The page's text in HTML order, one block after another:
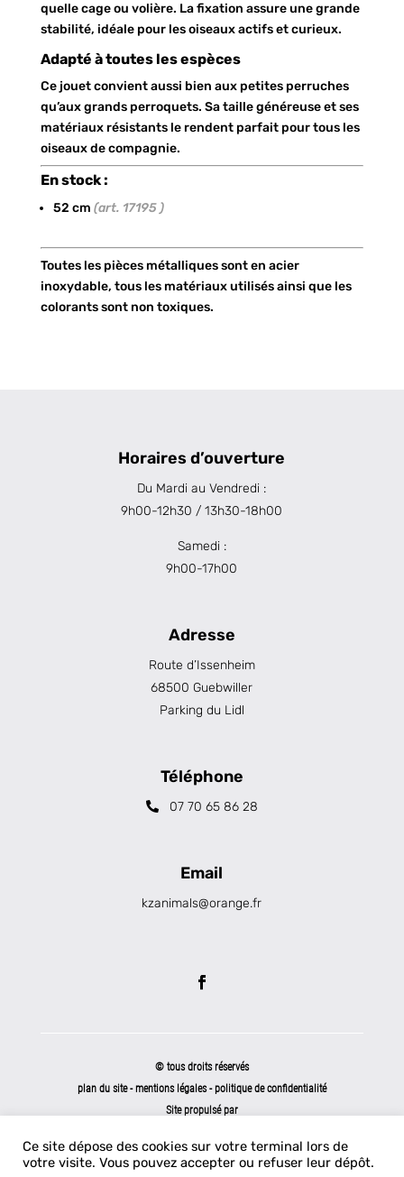
quelle cage ou volière. La fixation assure une grande
stabilité, idéale pour les oiseaux actifs et curieux.
Adapté à toutes les espèces
Ce jouet convient aussi bien aux petites perruches
qu’aux grands perroquets. Sa taille généreuse et ses
matériaux résistants le rendent parfait pour tous les
oiseaux de compagnie.
En stock :
52 cm (art. 17195 )
Toutes les pièces métalliques sont en acier
inoxydable, tous les matériaux utilisés ainsi que les
colorants sont non toxiques.
Horaires d’ouverture
Du Mardi au Vendredi :
9h00-12h30 / 13h30-18h00
Samedi :
9h00-17h00
Adresse
Route d’Issenheim
68500 Guebwiller
Parking du Lidl
Téléphone
07 70 65 86 28
Email
kzanimals@orange.fr
© tous droits réservés
plan du site-mentions légales -politique de confidentialité
Site propulsé par
Ce site dépose des cookies sur votre terminal lors de
votre visite. Vous pouvez accepter ou refuser leur dépôt.